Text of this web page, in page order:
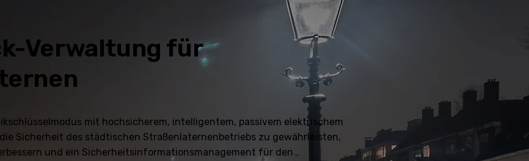
Verwaltung für
mit hochsicherem, intelligentem, passivem elektrischem
Sicherheit des städtischen Straßenlaternenbetriebs zu gewährleisten,
und ein Sicherheitsinformationsmanagement für den